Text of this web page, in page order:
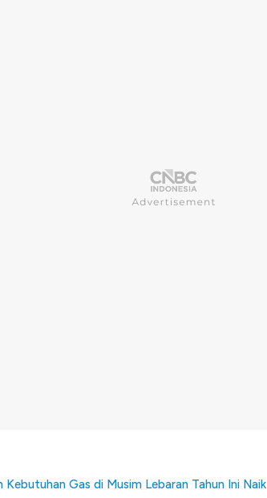
Kebutuhan Gas di Musim Lebaran Tahun Ini Naik